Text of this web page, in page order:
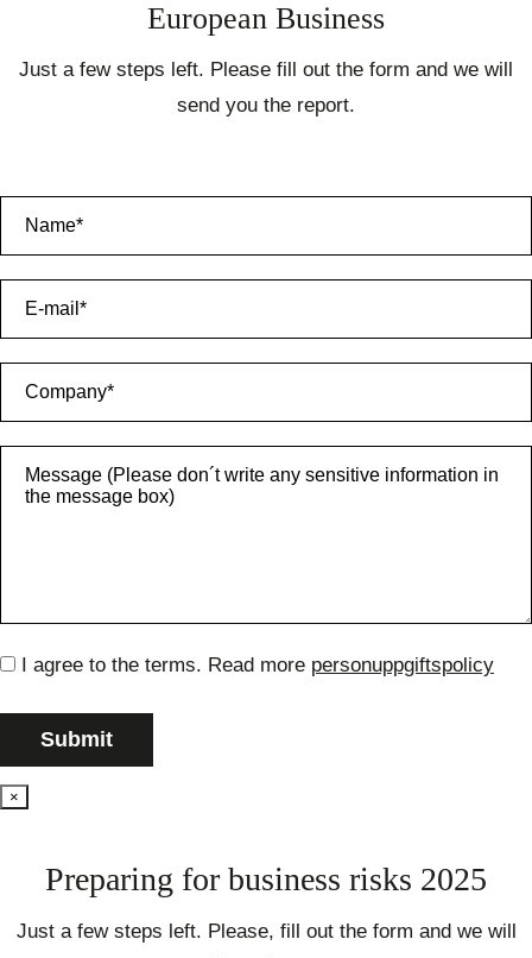
European Business
Just a few steps left. Please fill out the form and we will
send you the report.
I agree to the terms. Read more personuppgiftspolicy
×
Preparing for business risks 2025
Just a few steps left. Please, fill out the form and we will